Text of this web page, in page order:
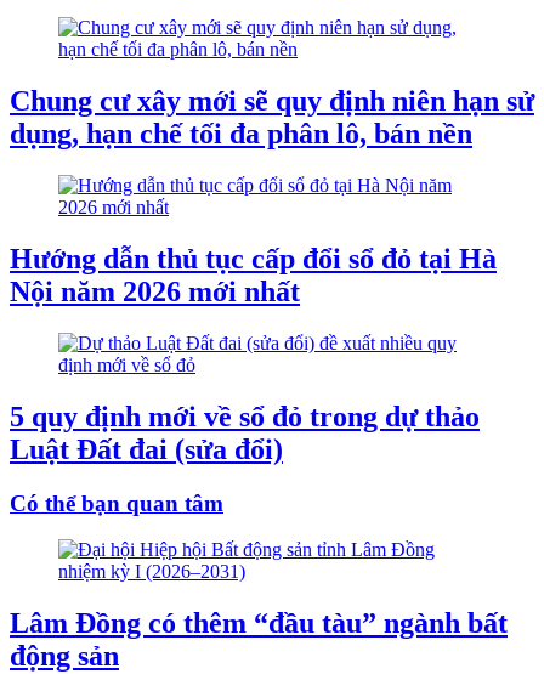
Chung cư xây mới sẽ quy định niên hạn sử
dụng, hạn chế tối đa phân lô, bán nền
Hướng dẫn thủ tục cấp đổi sổ đỏ tại Hà
Nội năm 2026 mới nhất
5 quy định mới về sổ đỏ trong dự thảo
Luật Đất đai (sửa đổi)
Có thể bạn quan tâm
Lâm Đồng có thêm “đầu tàu” ngành bất
động sản